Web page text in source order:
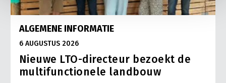
ALGEMENE INFORMATIE
6 AUGUSTUS 2026
Nieuwe LTO-directeur bezoekt de
multifunctionele landbouw